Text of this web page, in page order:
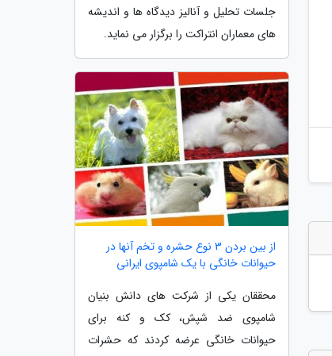
جلسات تحلیل و آنالیز دیدگاه ها و اندیشه
های معماران انتراکت را برگزار می نماید.
از بین بردن 3 نوع حشره و تخم آنها در
حیوانات خانگی با یک شامپوی ایرانی
محققان یکی از شرکت های دانش بنیان
شامپوی ضد شپش، کک و کنه برای
حیوانات خانگی عرضه کردند که حشرات